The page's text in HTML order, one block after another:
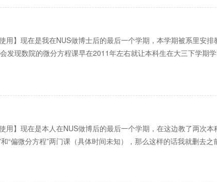
用】现在是我在NUS做博士后的最后一个学期，本学期被系里安
发现数院的微分方程课早在2011年左右就让本科生在大三下学期
用】现在是本人在NUS做博后的最后一个学期，在这边教了两次
“偏微分方程”两门课（具体时间未知），那么这样的话我就删去之